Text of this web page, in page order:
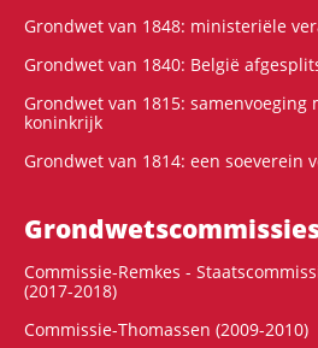
Grondwet van 1848: ministeriële
Grondwet van 1840: België
Grondwet van 1815: samenvoeging
koninkrijk
Grondwet van 1814: een soeverein
Commissie-Remkes -
(2017-2018)
Commissie-Thomassen (2009-2010)